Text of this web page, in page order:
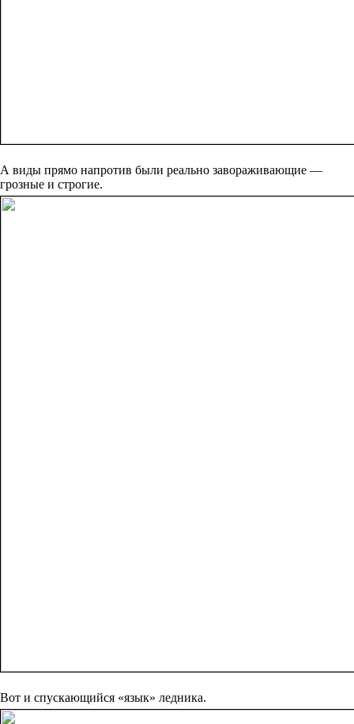
А виды прямо напротив были реально завораживающие —
грозные и строгие.
Вот и спускающийся «язык» ледника.